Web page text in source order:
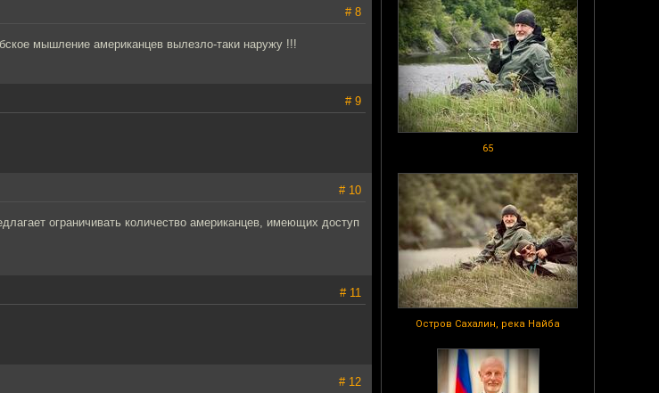
65
Остров Сахалин, река Найба
# 8
мышление американцев вылезло-таки наружу !!!
# 9
# 10
ограничивать количество американцев, имеющих доступ
# 11
# 12